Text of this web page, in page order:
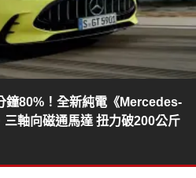
鐘80%！全新純電《Mercedes-
軸向磁通馬達 扭力破200公斤